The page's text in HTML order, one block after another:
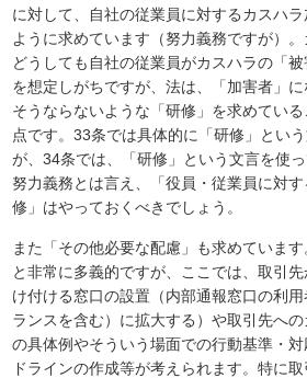
に対して、自社の従業員に対するカスハ
ように求めています（努力義務ですが）。
どうしても自社の従業員がカスハラの「
を想定しがちですが、法は、「加害者」に
そうならないような「研修」を求めてい
点です。33条では具体的に「研修」とい
が、34条では、「研修」という文言を使っ
努力義務とは言え、「役員・従業員に対
修」はやっておくべきでしょう。
また「その他必要な配慮」も求めています
と非常に多義的ですが、ここでは、取引
け付ける窓口の設置（内部通報窓口の利
ランスを含む）に拡大する）や取引先へ
の具体例やそういう場面での行動基準・
ドラインの作成等が考えられます。特に